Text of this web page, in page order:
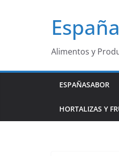
Alimentos y
ESPAÑASABOR
HORTALIZAS Y